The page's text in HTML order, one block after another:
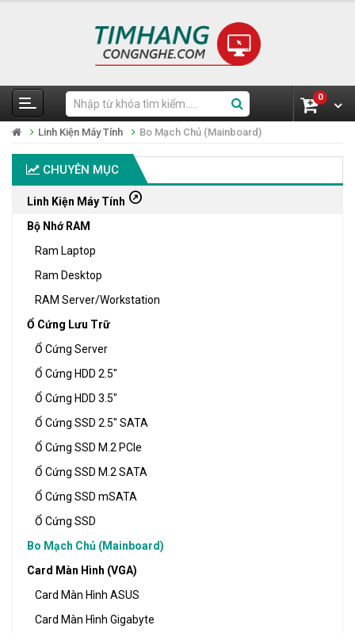
0
Linh Kiện Máy Tính Bo Mạch Chủ (Mainboard)
CHUYÊN MỤC
Linh Kiện Máy Tính outbound
Bộ Nhớ RAM
Ram Laptop
Ram Desktop
RAM Server/Workstation
Ổ Cứng Lưu Trữ
Ổ Cứng Server
Ổ Cứng HDD 2.5"
Ổ Cứng HDD 3.5"
Ổ Cứng SSD 2.5" SATA
Ổ Cứng SSD M.2 PCIe
Ổ Cứng SSD M.2 SATA
Ổ Cứng SSD mSATA
Ổ Cứng SSD
Bo Mạch Chủ (Mainboard)
Card Màn Hình (VGA)
Card Màn Hình ASUS
Card Màn Hình Gigabyte